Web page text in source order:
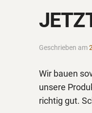
Geschrieben am
Wir bauen
unsere
richtig gut.